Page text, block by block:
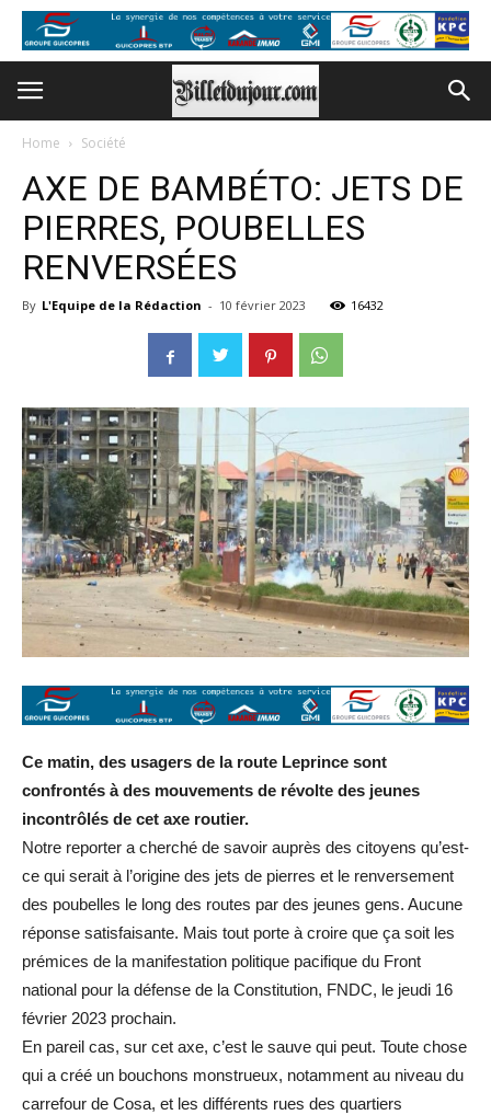
Home Société
AXE DE BAMBÉTO: JETS DE
PIERRES, POUBELLES
RENVERSÉES
By L'Equipe de la Rédaction - 10 février 2023 16432
Ce matin, des usagers de la route Leprince sont
confrontés à des mouvements de révolte des jeunes
incontrôlés de cet axe routier.
Notre reporter a cherché de savoir auprès des citoyens qu’est-
ce qui serait à l’origine des jets de pierres et le renversement
des poubelles le long des routes par des jeunes gens. Aucune
réponse satisfaisante. Mais tout porte à croire que ça soit les
prémices de la manifestation politique pacifique du Front
national pour la défense de la Constitution, FNDC, le jeudi 16
février 2023 prochain.
En pareil cas, sur cet axe, c’est le sauve qui peut. Toute chose
qui a créé un bouchons monstrueux, notamment au niveau du
carrefour de Cosa, et les différents rues des quartiers